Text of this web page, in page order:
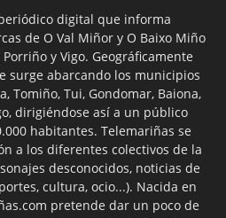
digital que informa
de O Val Miñor y O Baixo Miño
y Vigo. Geográficamente
surge abarcando los municipios
Tomiño, Tui, Gondomar, Baiona,
dirigiéndose así a un público
habitantes. Telemariñas se
a los diferentes colectivos de la
desconocidos, noticias de
cultura, ocio...). Nacida en
pretende dar un poco de